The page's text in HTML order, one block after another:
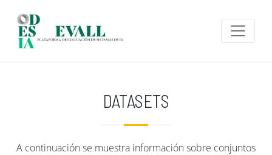
DATASETS
A continuación se muestra información sobre conjuntos